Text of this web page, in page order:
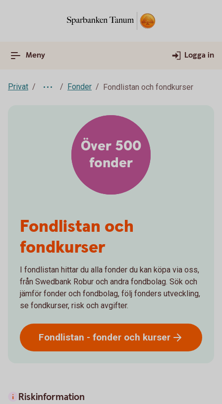
Meny Logga in
Privat Fonder Fondlistan och fondkurser
Fondlistan och
fondkurser
I fondlistan hittar du alla fonder du kan köpa via oss,
från Swedbank Robur och andra fondbolag. Sök och
jämför fonder och fondbolag, följ fonders utveckling,
se fondkurser, risk och avgifter.
Fondlistan - fonder och kurser
Över 500
fonder
Riskinformation